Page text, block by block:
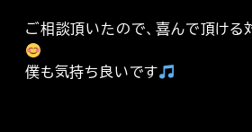
ご相談頂いたので、喜んで頂ける
僕も気持ち良いです